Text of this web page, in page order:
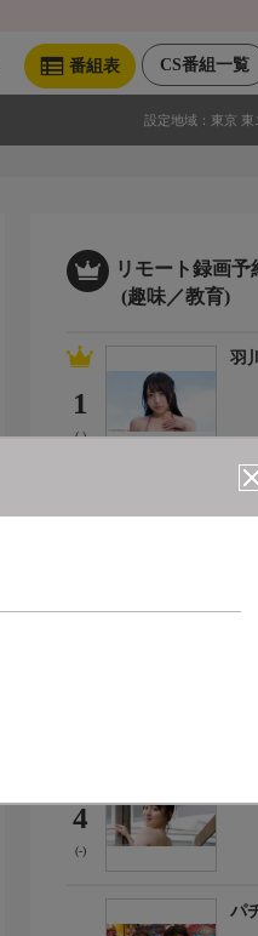
CS番組一覧
番組表
設定地域： 東京 東
リモート録画
(趣味／教育)
1
(-)
羽
ゆ
3
4
(-)
パ